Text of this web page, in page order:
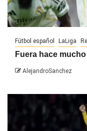
Fútbol español LaLiga
Fuera hace
AlejandroSanchez